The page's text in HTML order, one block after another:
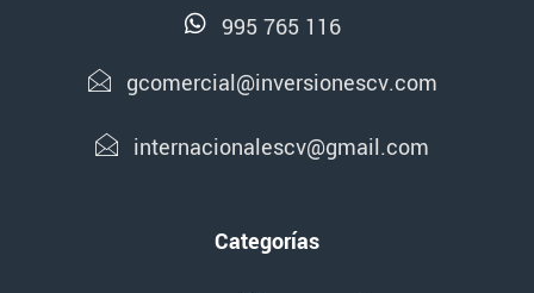
995 765 116
gcomercial@inversionescv.com
internacionalescv@gmail.com
Categorías